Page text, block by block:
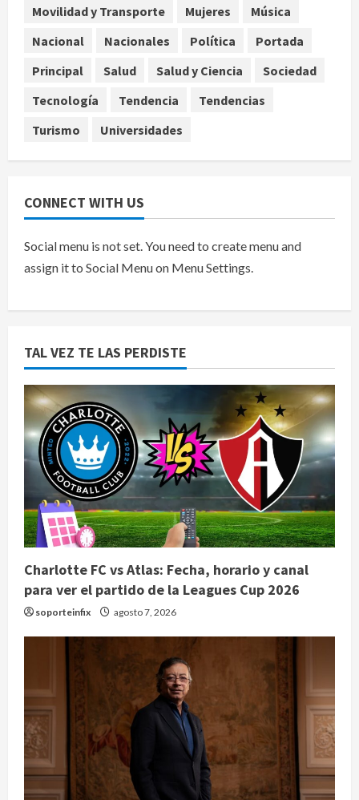
5
Ángela Buitrago señala videos
ocultados en el caso Ayotzinapa
Movilidad y Transporte Mujeres
Música
Nacional
Nacionales Política
Portada
Principal
Salud Salud y Ciencia
Sociedad
Tecnología
Tendencia
Tendencias
Turismo
Universidades
CONNECT WITH US
Social menu is not set. You need to create menu and
assign it to Social Menu on Menu Settings.
TAL VEZ TE LAS PERDISTE
Charlotte FC vs Atlas: Fecha, horario y canal
para ver el partido de la Leagues Cup 2026
soporteinfix agosto 7, 2026